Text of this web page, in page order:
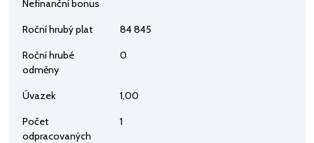
Nefinanční bonus
Roční hrubý plat 84 845
Roční hrubé
odměny
0
Úvazek 1,00
Počet
odpracovaných
1